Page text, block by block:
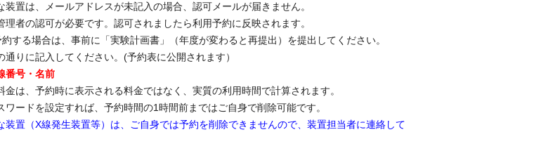
装置は、メールアドレスが未記入の場合、認可メールが届きません。
理者の認可が必要です。認可されましたら利用予約に反映されます。
する場合は、事前に「実験計画書」（年度が変わると再提出）を提出してください。
通りに記入してください。(予約表に公開されます）
番号・名前
金は、予約時に表示される料金ではなく、実質の利用時間で計算されます。
ワードを設定すれば、予約時間の1時間前まではご自身で削除可能です。
装置（X線発生装置等）は、ご自身では予約を削除できませんので、装置担当者に連絡して